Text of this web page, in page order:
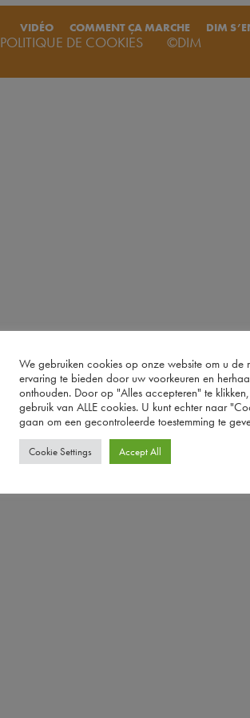
VIDÉO COMMENT ÇA MARCHE DIM
POLITIQUE DE COOKIES ©DIM
We gebruiken cookies op onze website om u de
ervaring te bieden door uw voorkeuren en
onthouden. Door op "Alles accepteren" te klikken,
gebruik van ALLE cookies. U kunt echter naar
gaan om een ​​gecontroleerde toestemming te
Cookie Settings Accept All